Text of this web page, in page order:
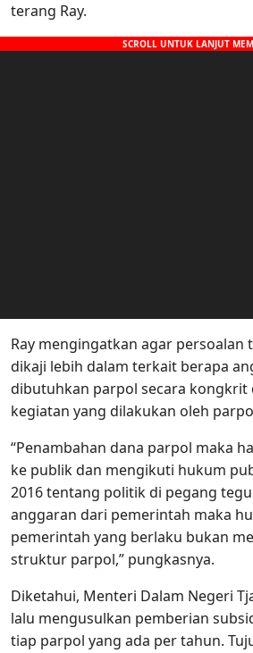
terang Ray.
Ray mengingatkan agar persoalan
dikaji lebih dalam terkait berapa
dibutuhkan parpol secara kongkrit
kegiatan yang dilakukan oleh
“Penambahan dana parpol maka
ke publik dan mengikuti hukum
2016 tentang politik di pegang
anggaran dari pemerintah maka
pemerintah yang berlaku bukan
struktur parpol,” pungkasnya.
Diketahui, Menteri Dalam Negeri
lalu mengusulkan pemberian
tiap parpol yang ada per tahun.